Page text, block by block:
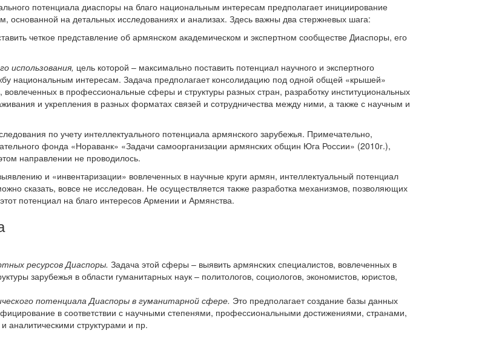
потенциала диаспоры на благо национальным интересам предполагает инициирование
основанной на детальных исследованиях и анализах. Здесь важны два стержневых шага:
четкое представление об армянском академическом и экспертном сообществе Диаспоры, его
использования, цель которой – максимально поставить потенциал научного и экспертного
национальным интересам. Задача предполагает консолидацию под одной общей «крышей»
вовлеченных в профессиональные сферы и структуры разных стран, разработку институциональных
и укрепления в разных форматах связей и сотрудничества между ними, а также с научным и
по учету интеллектуального потенциала армянского зарубежья. Примечательно,
фонда «Нораванк» «Задачи самоорганизации армянских общин Юга России» (2010г.),
направлении не проводилось.
и «инвентаризации» вовлеченных в научные круги армян, интеллектуальный потенциал
сказать, вовсе не исследован. Не осуществляется также разработка механизмов, позволяющих
потенциал на благо интересов Армении и Армянства.
ресурсов Диаспоры. Задача этой сферы – выявить армянских специалистов, вовлеченных в
зарубежья в области гуманитарных наук – политологов, социологов, экономистов, юристов,
потенциала Диаспоры в гуманитарной сфере. Это предполагает создание базы данных
в соответствии с научными степенями, профессиональными достижениями, странами,
аналитическими структурами и пр.